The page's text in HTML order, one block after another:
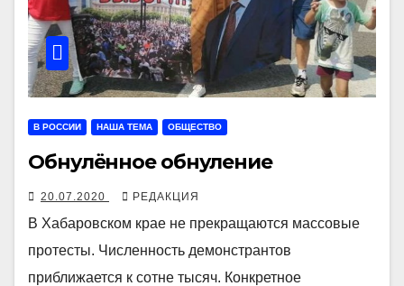
В РОССИИ НАША ТЕМА ОБЩЕСТВО
Обнулённое обнуление
20.07.2020 РЕДАКЦИЯ
В Хабаровском крае не прекращаются массовые
протесты. Численность демонстрантов
приближается к сотне тысяч. Конкретное